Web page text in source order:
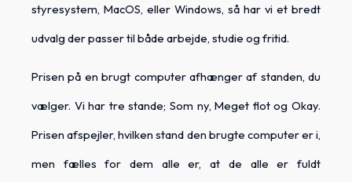
styresystem, MacOS, eller Windows, så har vi et bredt
udvalg der passer til både arbejde, studie og fritid.
Prisen på en brugt computer afhænger af standen, du
vælger. Vi har tre stande; Som ny, Meget flot og Okay.
Prisen afspejler, hvilken stand den brugte computer er i,
men fælles for dem alle er, at de alle er fuldt